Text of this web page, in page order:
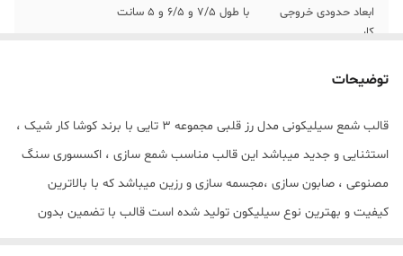
ابعاد حدودی خروجی
کار
با طول 7/5 و 6/5 و 5 سانت
توضیحات
قالب شمع سیلیکونی مدل رز قلبی مجموعه 3 تایی با برند کوشا کار شیک ،
استثنایی و جدید میباشد این قالب مناسب شمع سازی ، اکسسوری سنگ
مصنوعی ، صابون سازی ،مجسمه سازی و رزین میباشد که با بالاترین
کیفیت و بهترین نوع سیلیکون تولید شده است قالب با تضمین بدون